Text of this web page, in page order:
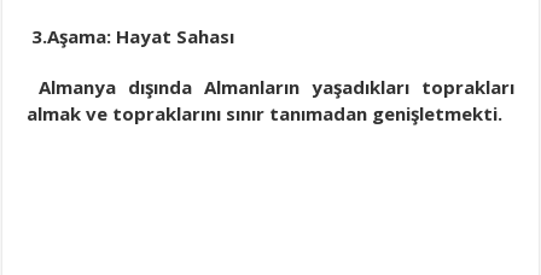
3.Aşama: Hayat Sahası
Almanya dışında Almanların yaşadıkları toprakları
almak ve topraklarını sınır tanımadan genişletmekti.